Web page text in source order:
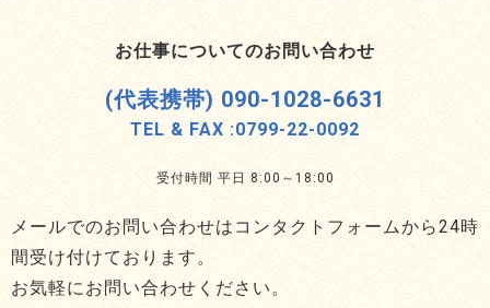
お仕事についてのお問い合わせ
(代表携帯) 090-1028-6631
TEL & FAX :0799-22-0092
受付時間 平日 8:00～18:00
メールでのお問い合わせはコンタクトフォームから24時
間受け付けております。
お気軽にお問い合わせください。